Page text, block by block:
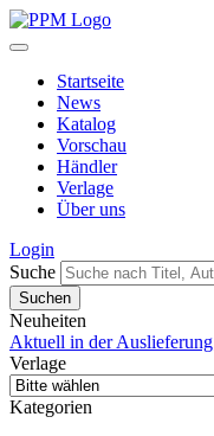
Startseite
News
Katalog
Vorschau
Händler
Verlage
Über uns
Login
Suche
Neuheiten
Aktuell in der Auslieferung
Verlage
Kategorien